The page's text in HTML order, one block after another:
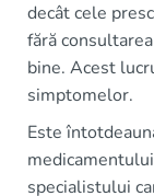
decât cele
fără
bine. Acest
simptomelor.
Este
specialistului